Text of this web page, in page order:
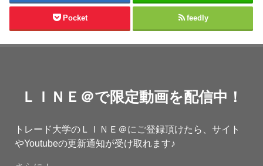
Pocket feedly
ＬＩＮＥ＠で限定動画を配信中！
トレード大学のＬＩＮＥ＠にご登録頂けたら、サイト
やYoutubeの更新通知が受け取れます♪